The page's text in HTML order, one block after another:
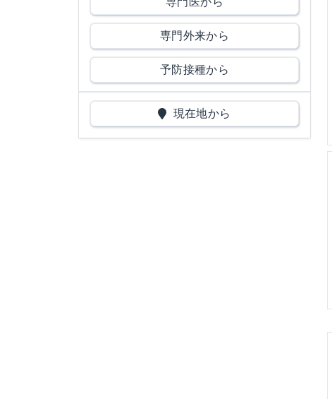
専門外来から
予防接種から
現在地から